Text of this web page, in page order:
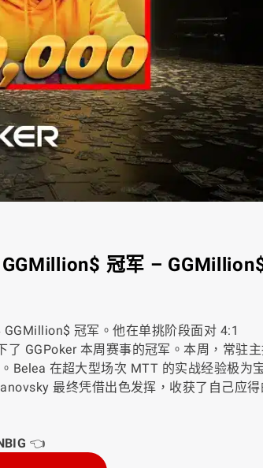
冠军 –
冠军。他在单挑阶段面对 4:1
了 GGPoker 本周赛事的冠军。本周，常驻
Belea 在超大型场次 MTT 的实战经验极为
最终凭借出色发挥，收获了自己应
👈